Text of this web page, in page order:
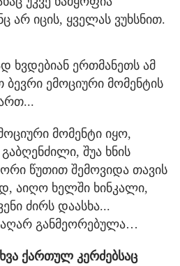
არ იცის, ყველას ვუხსნით.
ხვდებიან ერთმანეთს ამ
ემოციური მომენტის
მომენტი იყო,
შუა ხნის
წუთით შემოვიდა თავის
აიღო ხელში ხინკალი,
ძირს დაასხა...
განმეორებულა…
ქართულ კერძებსაც